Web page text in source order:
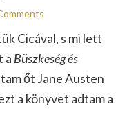
Cicával, s mi lett
a Büszkeség és
őt Jane Austen
a könyvet adtam a